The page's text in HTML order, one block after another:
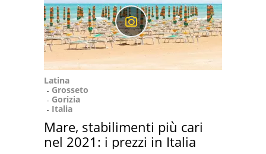
Latina
Grosseto
Gorizia
Italia
Mare, stabilimenti più cari
nel 2021: i prezzi in Italia